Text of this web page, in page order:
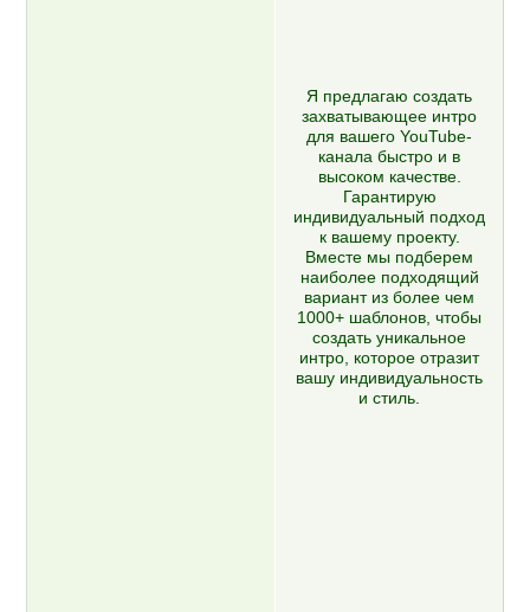
Я предлагаю создать
захватывающее интро
для вашего YouTube-
канала быстро и в
высоком качестве.
Гарантирую
индивидуальный подход
к вашему проекту.
Вместе мы подберем
наиболее подходящий
вариант из более чем
1000+ шаблонов, чтобы
создать уникальное
интро, которое отразит
вашу индивидуальность
и стиль.